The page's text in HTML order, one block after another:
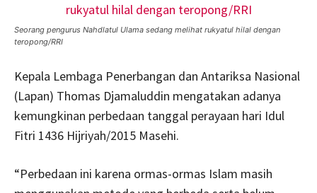
Seorang pengurus Nahdlatul Ulama sedang melihat rukyatul hilal dengan
teropong/RRI
Kepala Lembaga Penerbangan dan Antariksa Nasional
(Lapan) Thomas Djamaluddin mengatakan adanya
kemungkinan perbedaan tanggal perayaan hari Idul
Fitri 1436 Hijriyah/2015 Masehi.
“Perbedaan ini karena ormas-ormas Islam masih